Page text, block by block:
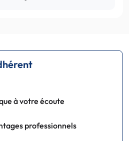
à votre écoute
professionnels